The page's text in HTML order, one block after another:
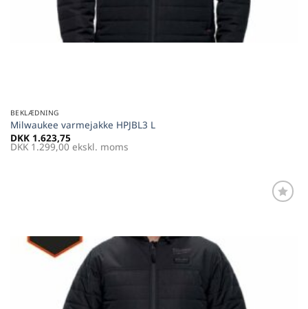
BEKLÆDNING
Milwaukee varmejakke HPJBL3 L
DKK 1.623,75
DKK 1.299,00 ekskl. moms